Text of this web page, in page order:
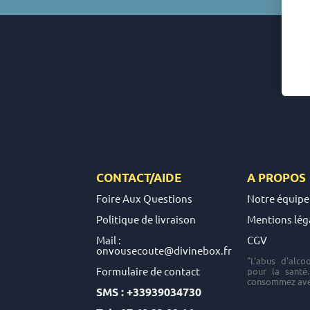
CONTACT/AIDE
Foire Aux Questions
Politique de livraison
Mail :
onvousecoute@divinebox.fr
Formulaire de contact
SMS : +33939034730
A PROPOS
Notre équipe
Mentions
CGV
"L'abus
pour la
consommez